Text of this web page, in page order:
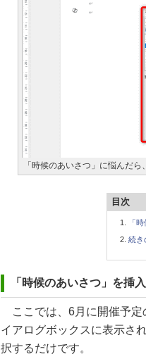
「時候のあいさつ」に悩んだ
目次
「
続き
「時候のあいさつ」を挿
ここでは、6月に開催予定
イアログボックスに表示さ
択するだけです。